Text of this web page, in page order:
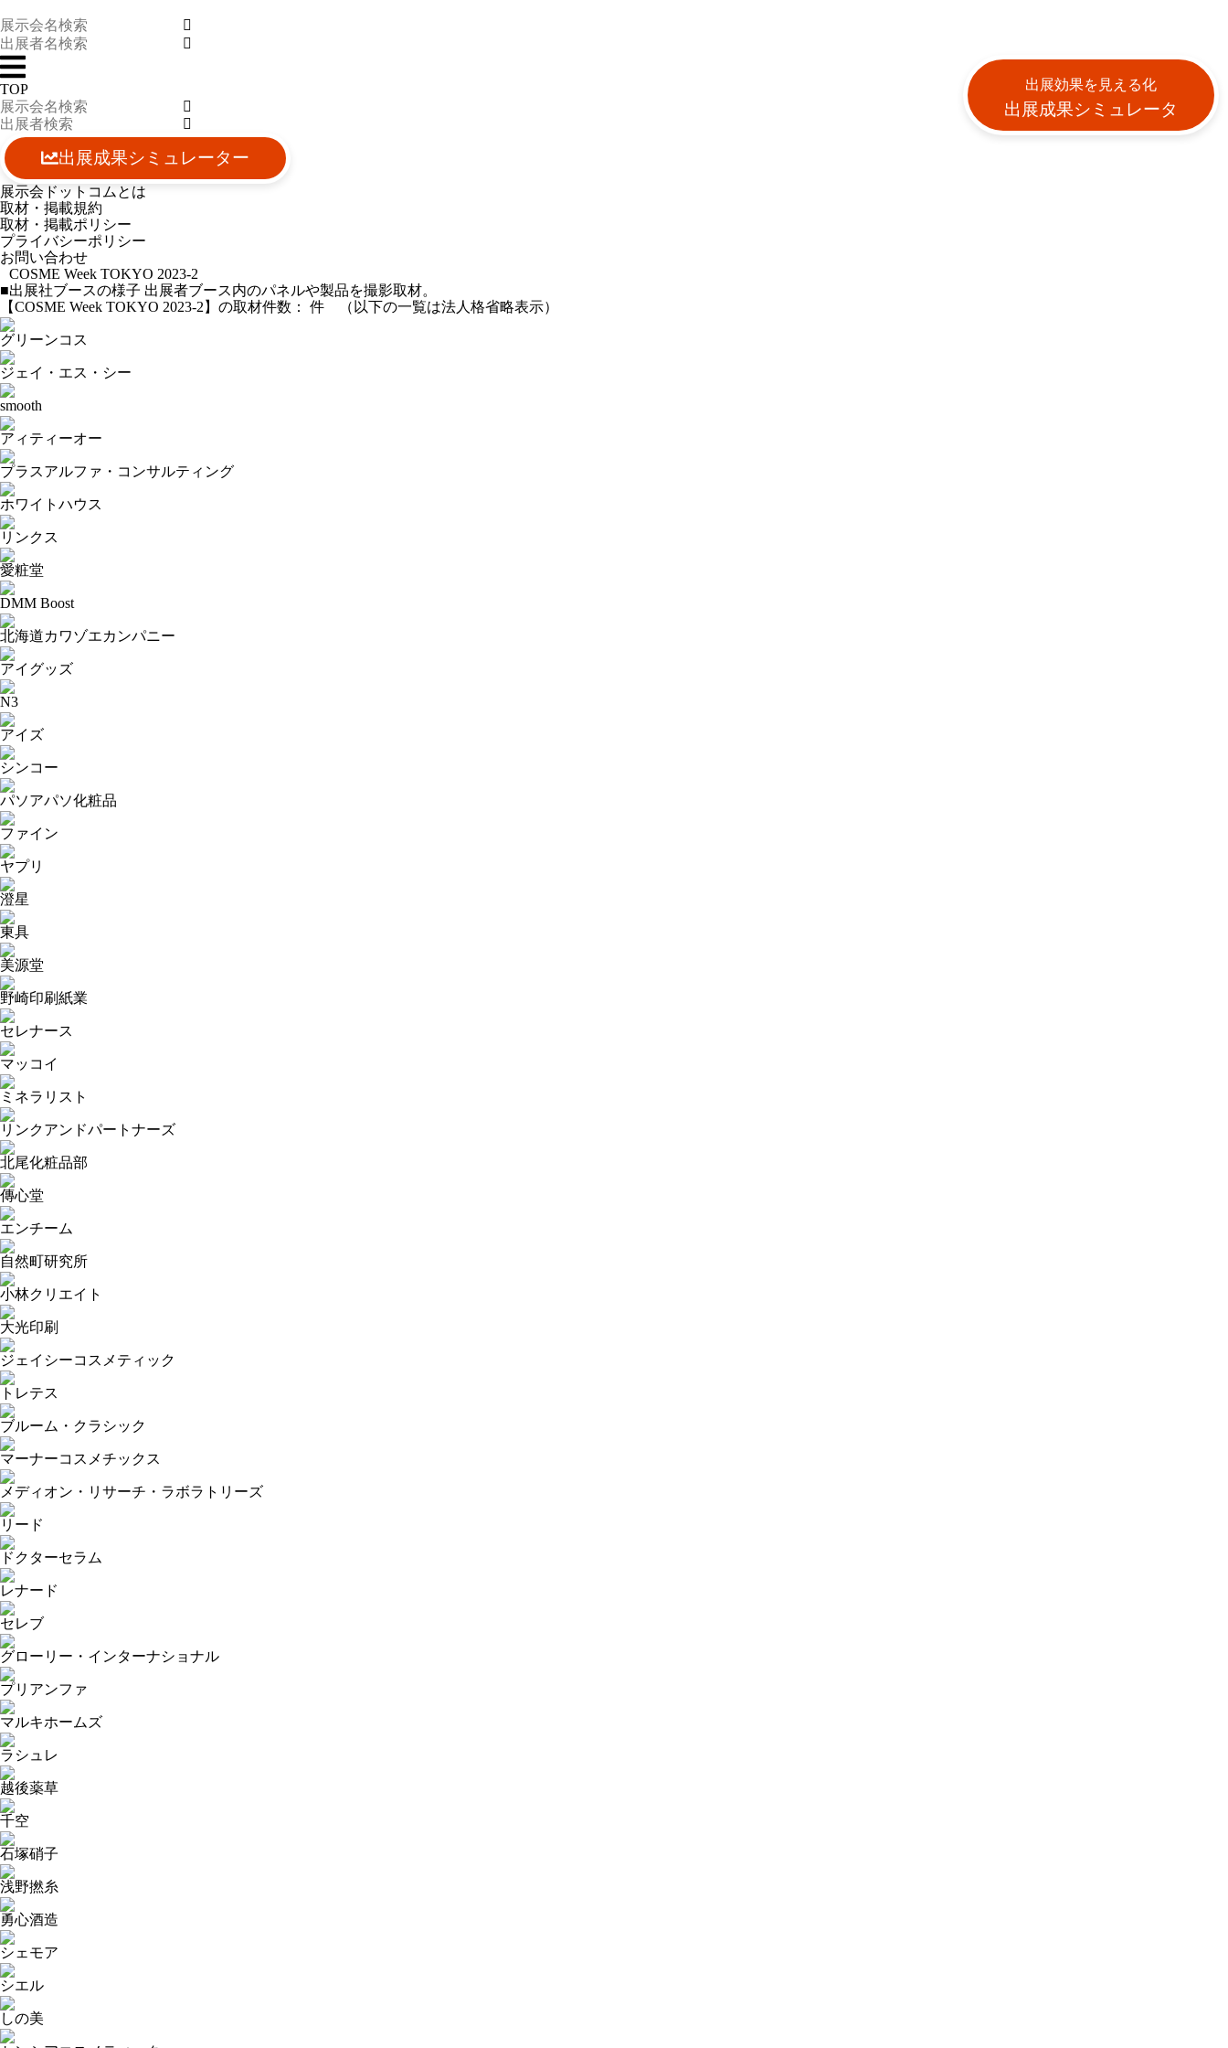
TOP
出展成果シミュレーター
展示会ドットコムとは
取材・掲載規約
取材・掲載ポリシー
プライバシーポリシー
お問い合わせ
出展効果を見える化
出展成果シミュレータ
COSME Week TOKYO 2023-2
■出展社ブースの様子 出展者ブース内のパネルや製品を撮影取材。
【COSME Week TOKYO 2023-2】の取材件数：
件 （以下の一覧は法人格省略表示）
グリーンコス
ジェイ・エス・シー
smooth
アィティーオー
プラスアルファ・コンサルティング
ホワイトハウス
リンクス
愛粧堂
DMM Boost
北海道カワゾエカンパニー
アイグッズ
N3
アイズ
シンコー
パソアパソ化粧品
ファイン
ヤプリ
澄星
東具
美源堂
野崎印刷紙業
セレナース
マッコイ
ミネラリスト
リンクアンドパートナーズ
北尾化粧品部
傳心堂
エンチーム
自然町研究所
小林クリエイト
大光印刷
ジェイシーコスメティック
トレテス
ブルーム・クラシック
マーナーコスメチックス
メディオン・リサーチ・ラボラトリーズ
リード
ドクターセラム
レナード
セレブ
グローリー・インターナショナル
プリアンファ
マルキホームズ
ラシュレ
越後薬草
千空
石塚硝子
浅野撚糸
勇心酒造
シェモア
シエル
しの美